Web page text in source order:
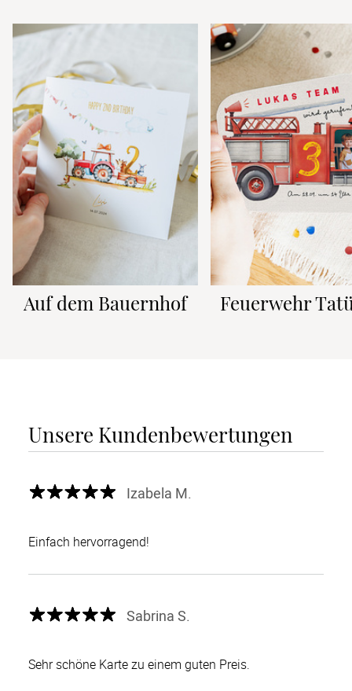
Auf dem Bauernhof Feuerwehr
Unsere Kundenbewertungen
Izabela M.
Einfach hervorragend!
Sabrina S.
Sehr schöne Karte zu einem guten Preis.